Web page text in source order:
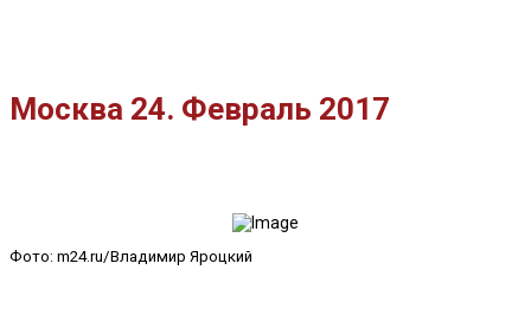
Москва 24. Февраль 2017
Фото: m24.ru/Владимир Яроцкий